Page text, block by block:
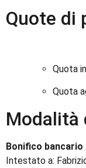
Quote di
Quota
Quota
Modalità
Bonifico bancario
Intestato a: